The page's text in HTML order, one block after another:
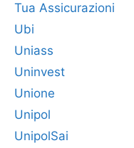
Tua Assicurazioni
Ubi
Uniass
Uninvest
Unione
Unipol
UnipolSai